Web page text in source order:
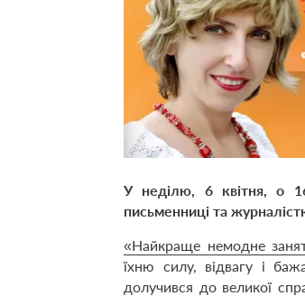
У неділю, 6 квітня, о
письменниці та
«Найкраще немодне
їхню силу, відвагу і
долучився до великої